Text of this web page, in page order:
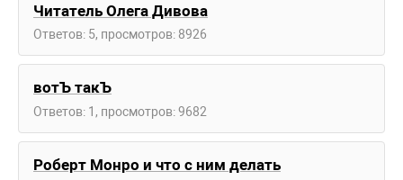
Читатель Олега Дивова
Ответов: 5, просмотров: 8926
вотЪ такЪ
Ответов: 1, просмотров: 9682
Роберт Монро и что с ним делать